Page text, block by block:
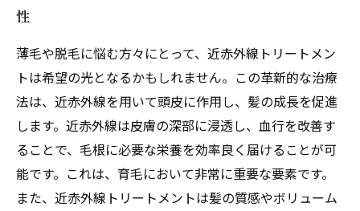
性
薄毛や脱毛に悩む方々にとって、近赤外線トリートメン
トは希望の光となるかもしれません。この革新的な治療
法は、近赤外線を用いて頭皮に作用し、髪の成長を促進
します。近赤外線は皮膚の深部に浸透し、血行を改善す
ることで、毛根に必要な栄養を効率良く届けることが可
能です。これは、育毛において非常に重要な要素です。
また、近赤外線トリートメントは髪の質感やボリューム